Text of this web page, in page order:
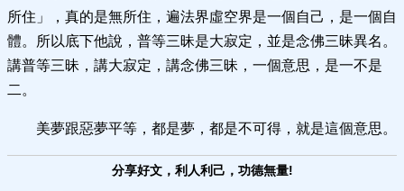
所住」，真的是無所住，遍法界虛空界是一個自己，是一個自
體。所以底下他說，普等三昧是大寂定，並是念佛三昧異名。
講普等三昧，講大寂定，講念佛三昧，一個意思，是一不是
二。
美夢跟惡夢平等，都是夢，都是不可得，就是這個意思。
分享好文，利人利己，功德無量!